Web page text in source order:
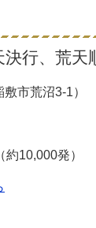
行、荒天
敷市荒沼3-1）
10,000発）